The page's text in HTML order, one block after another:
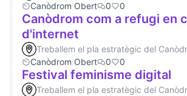
Canòdrom Obert
0 0
Canòdrom com a refugi en
d'internet
Treballem el pla estratègic del
Canòdrom Obert
0 0
Festival feminisme digital
Treballem el pla estratègic del